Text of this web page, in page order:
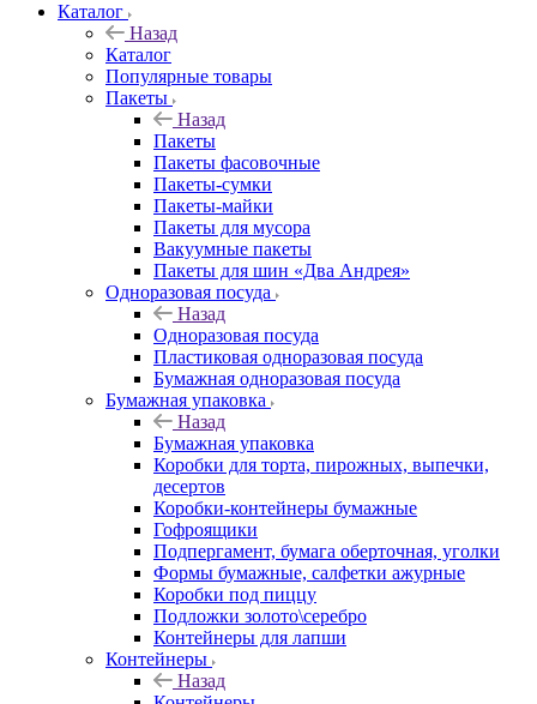
Каталог
Назад
Каталог
Популярные товары
Пакеты
Назад
Пакеты
Пакеты фасовочные
Пакеты-сумки
Пакеты-майки
Пакеты для мусора
Вакуумные пакеты
Пакеты для шин «Два Андрея»
Одноразовая посуда
Назад
Одноразовая посуда
Пластиковая одноразовая посуда
Бумажная одноразовая посуда
Бумажная упаковка
Назад
Бумажная упаковка
Коробки для торта, пирожных, выпечки,
десертов
Коробки-контейнеры бумажные
Гофроящики
Подпергамент, бумага оберточная, уголки
Формы бумажные, салфетки ажурные
Коробки под пиццу
Подложки золото\серебро
Контейнеры для лапши
Контейнеры
Назад